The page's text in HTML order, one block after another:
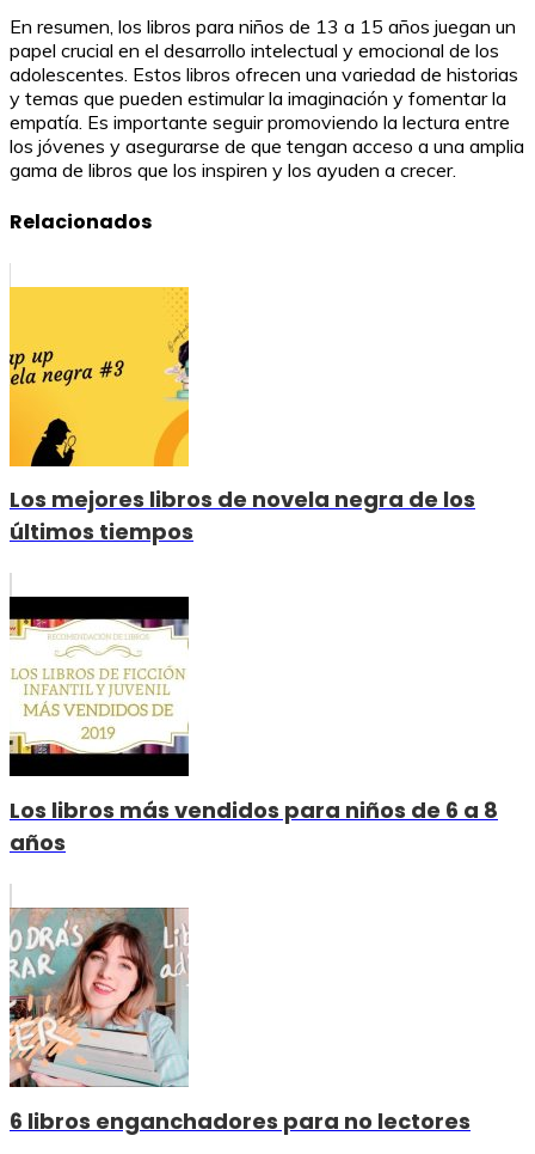
En resumen, los libros para niños de 13 a 15 años juegan un
papel crucial en el desarrollo intelectual y emocional de los
adolescentes. Estos libros ofrecen una variedad de historias
y temas que pueden estimular la imaginación y fomentar la
empatía. Es importante seguir promoviendo la lectura entre
los jóvenes y asegurarse de que tengan acceso a una amplia
gama de libros que los inspiren y los ayuden a crecer.
Relacionados
Los mejores libros de novela negra de los
últimos tiempos
Los libros más vendidos para niños de 6 a 8
años
6 libros enganchadores para no lectores